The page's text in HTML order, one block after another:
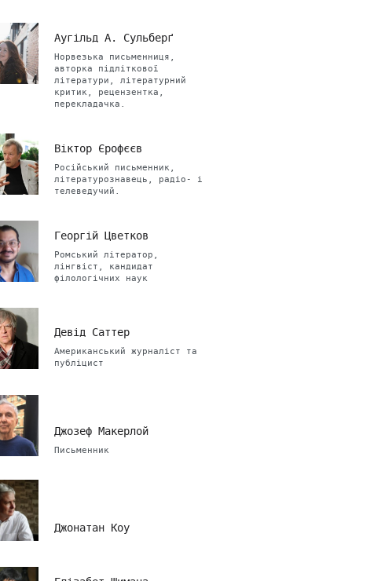
Аугільд А. Сульберґ
Норвезька письменниця,
авторка підліткової
літератури, літературний
критик, рецензентка,
перекладачка.
Віктор Єрофєєв
Російський письменник,
літературознавець, радіо- і
телеведучий.
Георгій Цветков
Ромський літератор,
лінгвіст, кандидат
філологічних наук
Девід Саттер
Американський журналіст та
публіцист
Джозеф Макерлой
Письменник
Джонатан Коу